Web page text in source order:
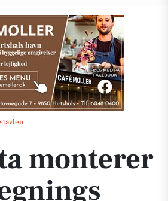
plisse i 45 graders vindue
monterer